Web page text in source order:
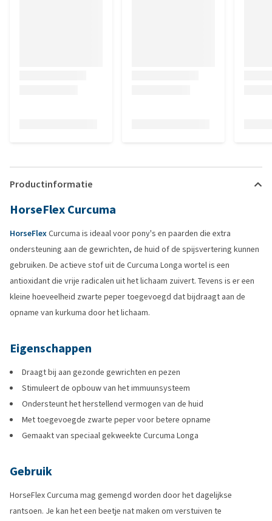
Productinformatie
HorseFlex Curcuma
HorseFlexCurcuma is ideaal voor pony's en paarden die extra
ondersteuning aan de gewrichten, de huid of de spijsvertering kunnen
gebruiken. De actieve stof uit de Curcuma Longa wortel is een
antioxidant die vrije radicalen uit het lichaam zuivert. Tevens is er een
kleine hoeveelheid zwarte peper toegevoegd dat bijdraagt aan de
opname van kurkuma door het lichaam.
Eigenschappen
Draagt bij aan gezonde gewrichten en pezen
Stimuleert de opbouw van het immuunsysteem
Ondersteunt het herstellend vermogen van de huid
Met toegevoegde zwarte peper voor betere opname
Gemaakt van speciaal gekweekte Curcuma Longa
Gebruik
HorseFlex Curcuma mag gemengd worden door het dagelijkse
rantsoen. Je kan het een beetje nat maken om verstuiven te